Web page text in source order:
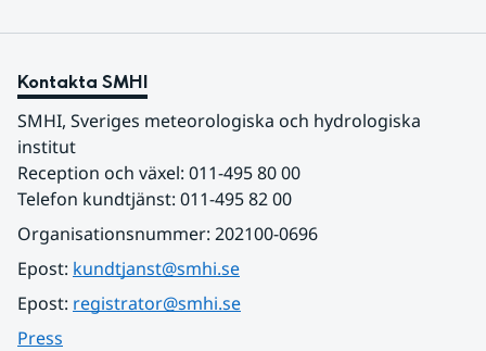
Kontakta SMHI
SMHI, Sveriges meteorologiska och hydrologiska
institut
Reception och växel: 011-495 80 00
Telefon kundtjänst: 011-495 82 00
Organisationsnummer: 202100-0696
Epost: kundtjanst@smhi.se
Epost: registrator@smhi.se
Press